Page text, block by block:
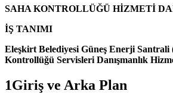
SAHA KONTROLLÜĞÜ HİZMETİ
İŞ TANIMI
Eleşkirt Belediyesi Güneş Enerji Santrali
Kontrollüğü Servisleri Danışmanlık
1Giriş ve Arka Plan